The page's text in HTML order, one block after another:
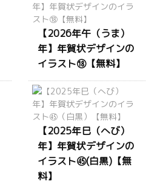
【2026年午（うま）
年】年賀状デザインの
イラスト⑱【無料】
【2025年巳（へび）
年】年賀状デザインの
イラスト㊺(白黒)【無
料】